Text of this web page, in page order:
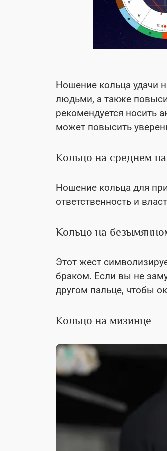
Ношение кольца удачи
людьми, а также
рекомендуется носить
может повысить
Кольцо на среднем
Ношение кольца для
ответственность и
Кольцо на
Этот жест
браком. Если вы не
другом пальце, чтобы
Кольцо на мизинце